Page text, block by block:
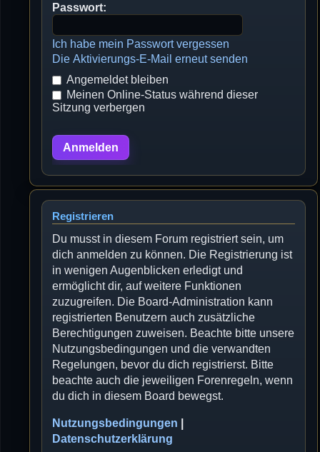
Passwort:
Ich habe mein Passwort vergessen
Die Aktivierungs-E-Mail erneut senden
Angemeldet bleiben
Meinen Online-Status während dieser
Sitzung verbergen
Registrieren
Du musst in diesem Forum registriert sein, um
dich anmelden zu können. Die Registrierung ist
in wenigen Augenblicken erledigt und
ermöglicht dir, auf weitere Funktionen
zuzugreifen. Die Board-Administration kann
registrierten Benutzern auch zusätzliche
Berechtigungen zuweisen. Beachte bitte unsere
Nutzungsbedingungen und die verwandten
Regelungen, bevor du dich registrierst. Bitte
beachte auch die jeweiligen Forenregeln, wenn
du dich in diesem Board bewegst.
Nutzungsbedingungen
Datenschutzerklärung